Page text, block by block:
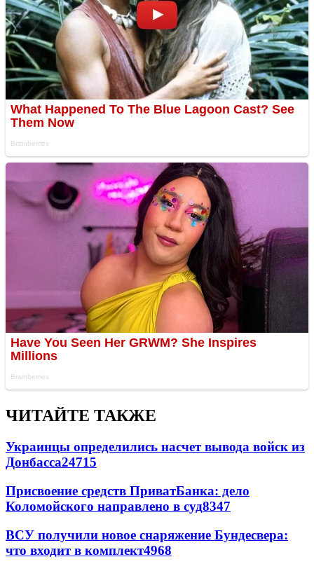
ЧИТАЙТЕ ТАКЖЕ
Украинцы определились насчет вывода войск из
Донбасса24715
Присвоение средств ПриватБанка: дело
Коломойского направлено в суд8347
ВСУ получили новое снаряжение Бундесвера:
что входит в комплект4968